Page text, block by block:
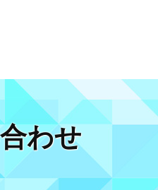
わせ